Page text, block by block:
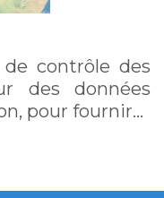
contrôle des
des données
pour fournir…